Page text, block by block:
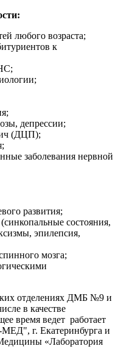
любого возраста;
к
депрессии;
(ДЦП);
заболевания нервной
развития;
состояния,
эпилепсия,
мозга;
отделениях ДМБ №9 и
в качестве
время ведет работает
г. Екатеринбурга и
«Лаборатория